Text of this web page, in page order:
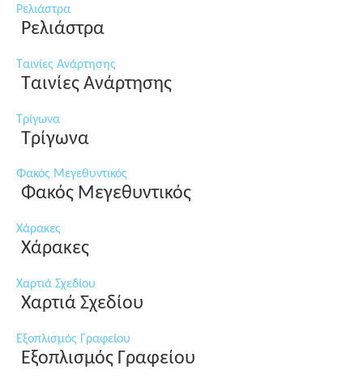
Ρελιάστρα
Ρελιάστρα
Ταινίες Ανάρτησης
Ταινίες Ανάρτησης
Τρίγωνα
Τρίγωνα
Φακός Μεγεθυντικός
Φακός Μεγεθυντικός
Χάρακες
Χάρακες
Χαρτιά Σχεδίου
Χαρτιά Σχεδίου
Εξοπλισμός Γραφείου
Εξοπλισμός Γραφείου